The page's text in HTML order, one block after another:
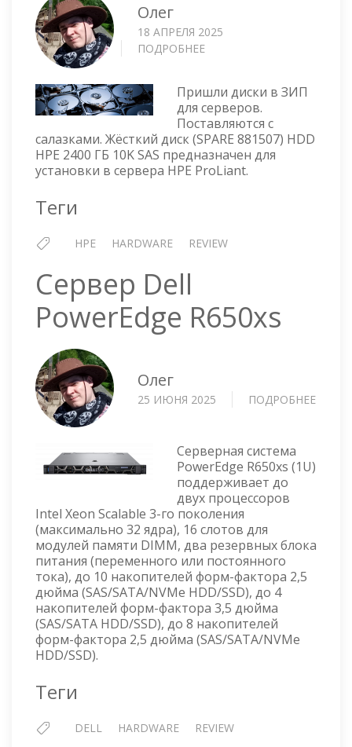
Олег
18 АПРЕЛЯ 2025
ПОДРОБНЕЕ
2.4TB
10K
SAS
—
EG002400JXLWC
Пришли диски в ЗИП
для серверов.
Поставляются с
салазками. Жёсткий диск (SPARE 881507) HDD
HPE 2400 ГБ 10K SAS предназначен для
установки в сервера HPE ProLiant.
Теги
HPE HARDWARE REVIEW
Сервер Dell
PowerEdge R650xs
Олег
25 ИЮНЯ 2025 ПОДРОБНЕЕ
Серверная система
PowerEdge R650xs (1U)
поддерживает до
двух процессоров
Intel Xeon Scalable 3-го поколения
(максимально 32 ядра), 16 слотов для
модулей памяти DIMM, два резервных блока
питания (переменного или постоянного
тока), до 10 накопителей форм-фактора 2,5
дюйма (SAS/SATA/NVMe HDD/SSD), до 4
накопителей форм-фактора 3,5 дюйма
(SAS/SATA HDD/SSD), до 8 накопителей
форм-фактора 2,5 дюйма (SAS/SATA/NVMe
HDD/SSD).
Теги
DELL HARDWARE REVIEW